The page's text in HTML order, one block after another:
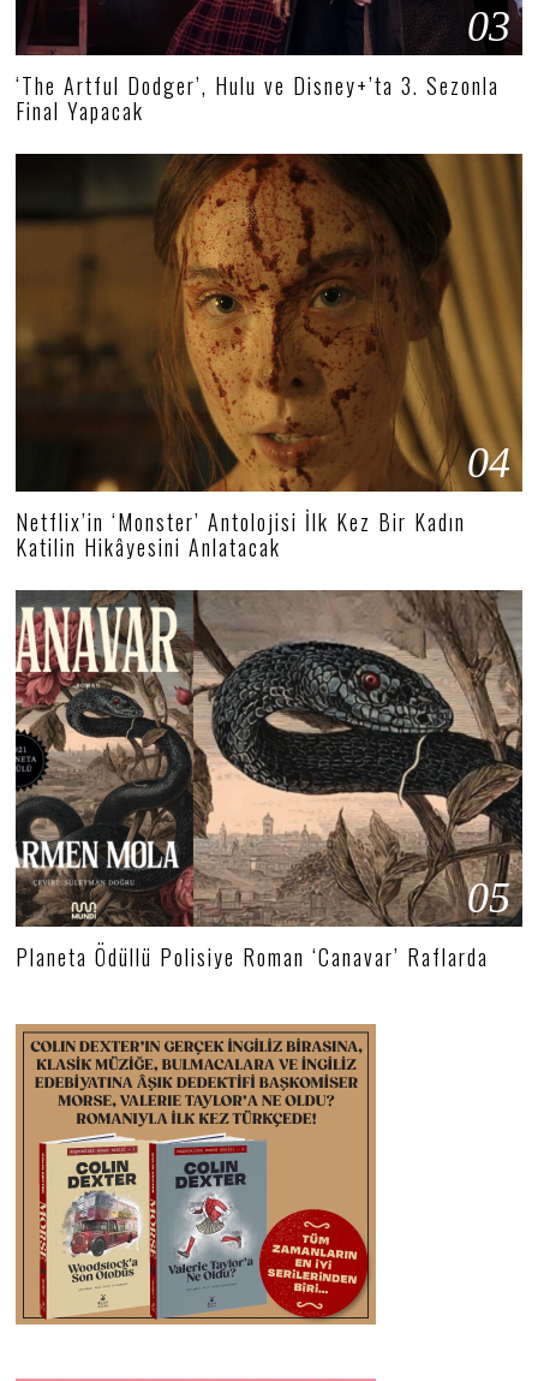
03
‘The Artful Dodger’, Hulu ve Disney+’ta 3. Sezonla
Final Yapacak
04
Netflix’in ‘Monster’ Antolojisi İlk Kez Bir Kadın
Katilin Hikâyesini Anlatacak
05
Planeta Ödüllü Polisiye Roman ‘Canavar’ Raflarda